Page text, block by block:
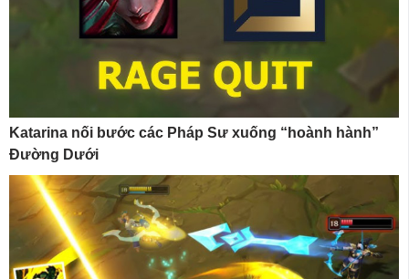
Katarina nối bước các Pháp Sư xuống “hoành hành”
Đường Dưới